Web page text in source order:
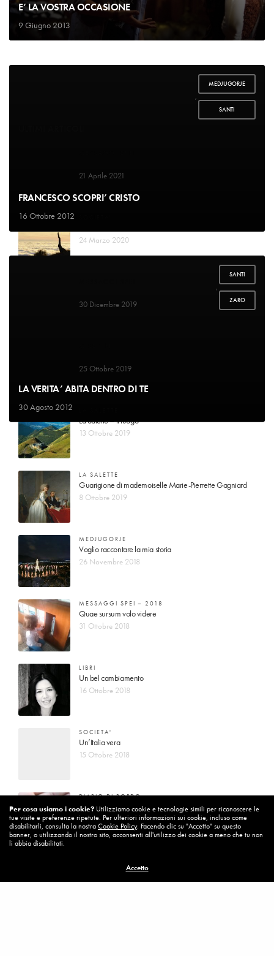
E’ LA VOSTRA OCCASIONE
9 Giugno 2013
MEDJUGORJE
SANTI
FRANCESCO SCOPRI’ CRISTO
16 Ottobre 2012
SANTI
,
ZARO
LA VERITA’ ABITA DENTRO DI TE
30 Agosto 2012
21 Aprile 2021
24 Marzo 2020
30 Dicembre 2019
25 Ottobre 2019
La Salette – il luogo
13 Ottobre 2019
LA SALETTE
Guarigione di mademoiselle Marie-Pierrette Gagniard
8 Ottobre 2019
MEDJUGORJE
Voglio raccontare la mia storia
26 Novembre 2018
MESSAGGI SPEI – 2018
Quae sursum volo videre
31 Ottobre 2018
LIBRI
Un bel cambiamento
16 Ottobre 2018
SOCIETA'
Un’Italia vera
15 Ottobre 2018
DIARIO DI BORDO
La vita vince sempre
8 Ottobre 2018
Per cambiare ci vuole coraggio
8 Ottobre 2018
Per cosa usiamo i cookie? Utilizziamo cookie e tecnologie simili per riconoscere le
tue visite e preferenze ripetute. Per ulteriori informazioni sui cookie, incluso come
disabilitarli, consulta la nostraCookie Policy. Facendo clic su "Accetto" su questo
banner, o utilizzando il nostro sito, acconsenti all'utilizzo dei cookie a meno che tu non
li abbia disabilitati.
Accetto